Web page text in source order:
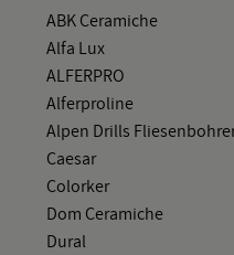
ABK Ce­ra­mi­che
Alfa Lux
AL­FER­PRO
Al­fer­pro­li­ne
Alpen Drills
Cae­sar
Co­lor­ker
Dom Ce­ra­mi­che
Dural